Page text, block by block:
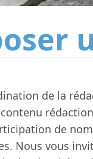
de la
de
Nous vous